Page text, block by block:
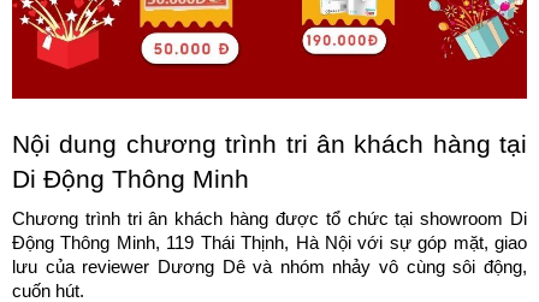
Nội dung chương trình tri ân khách hàng tại
Di Động Thông Minh
Chương trình tri ân khách hàng được tổ chức tại showroom Di
Động Thông Minh, 119 Thái Thịnh, Hà Nội với sự góp mặt, giao
lưu của reviewer Dương Dê và nhóm nhảy vô cùng sôi động,
cuốn hút.